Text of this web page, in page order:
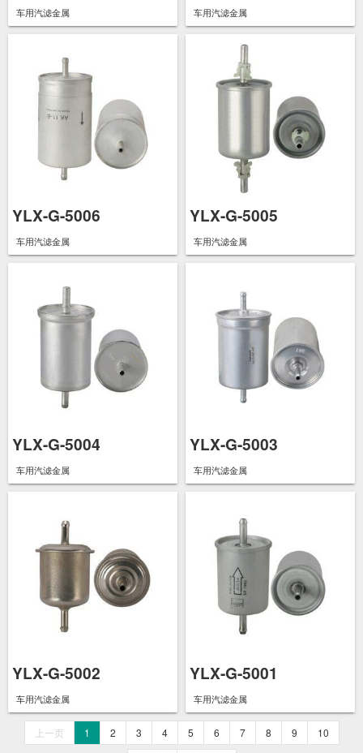
车用汽滤金属 车用汽滤金属
YLX-G-5006
车用汽滤金属
YLX-G-5005
车用汽滤金属
YLX-G-5004
车用汽滤金属
YLX-G-5003
车用汽滤金属
YLX-G-5002
车用汽滤金属
YLX-G-5001
车用汽滤金属
上一页 1 2 3 4 5 6 7 8 9 10